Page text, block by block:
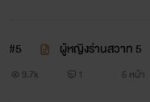
#5 ผู้หญิงร่านสวาท 5
9.7k 1 5 หน้า